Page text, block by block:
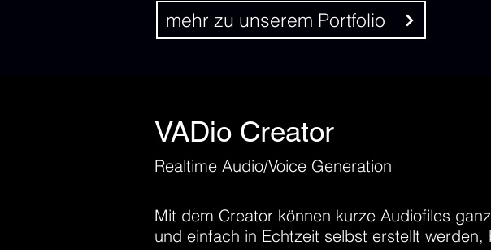
mehr zu unserem Portfolio
VADio Creator
Realtime Audio/Voice Generation
Mit dem Creator können kurze Audiofiles
und einfach in Echtzeit selbst erstellt